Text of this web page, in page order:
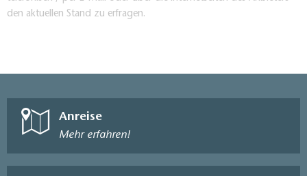
den aktuellen Stand zu erfragen.
Anreise
Mehr erfahren!